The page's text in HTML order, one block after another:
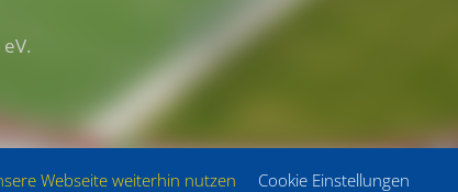
Webseite weiterhin nutzen Cookie Einstellungen